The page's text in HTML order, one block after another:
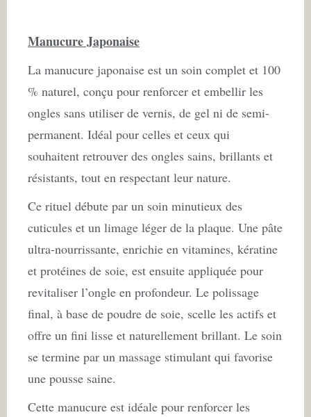
Manucure Japonaise
La manucure japonaise est un soin complet et 100
% naturel, conçu pour renforcer et embellir les
ongles sans utiliser de vernis, de gel ni de semi-
permanent. Idéal pour celles et ceux qui
souhaitent retrouver des ongles sains, brillants et
résistants, tout en respectant leur nature.
Ce rituel débute par un soin minutieux des
cuticules et un limage léger de la plaque. Une pâte
ultra-nourrissante, enrichie en vitamines, kératine
et protéines de soie, est ensuite appliquée pour
revitaliser l’ongle en profondeur. Le polissage
final, à base de poudre de soie, scelle les actifs et
offre un fini lisse et naturellement brillant. Le soin
se termine par un massage stimulant qui favorise
une pousse saine.
Cette manucure est idéale pour renforcer les